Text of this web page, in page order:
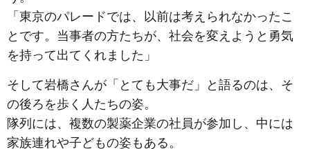
「東京のパレードでは、以前は考えられなかったこ
とです。当事者の方たちが、社会を変えようと勇気
を持って出てくれました」
そして岩橋さんが「とても大事だ」と語るのは、そ
の後ろを歩く人たちの姿。
隊列には、複数の製薬企業の社員が参加し、中には
家族連れや子どもの姿もある。